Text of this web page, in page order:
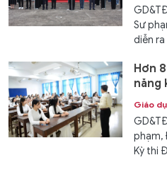
Sư
diễn
Hơn
năng
sung
Giáo
phạm,
Kỳ thi